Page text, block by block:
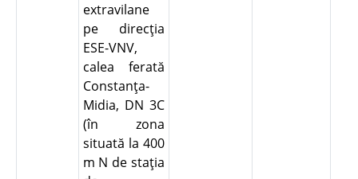
extravilane
pe direcţia
ESE-VNV,
calea ferată
Constanţa-
Midia, DN 3C
(în zona
situată la 400
m N de staţia